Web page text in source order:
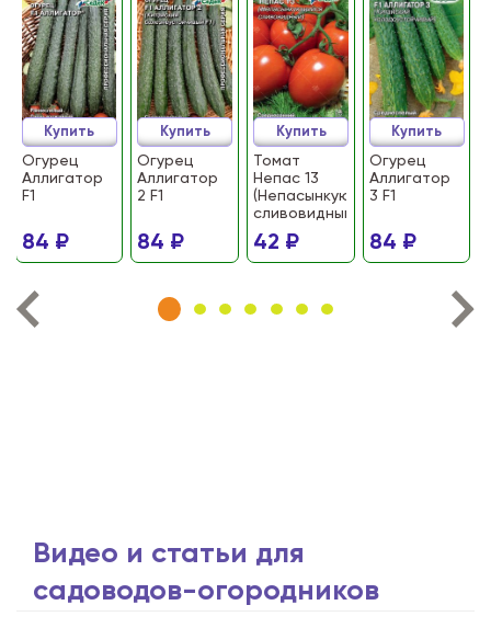
Огурец
Аллигатор
F1
84 ₽
Купить
Огурец
Аллигатор
2 F1
84 ₽
Купить
Томат
Непас 13
(Непасынкующийся
сливовидный)
42 ₽
Купить
Огурец
Аллигатор
3 F1
84 ₽
Купить
Видео и статьи для
садоводов-огородников